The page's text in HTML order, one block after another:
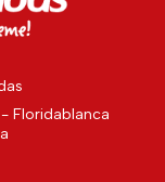
- Floridablanca